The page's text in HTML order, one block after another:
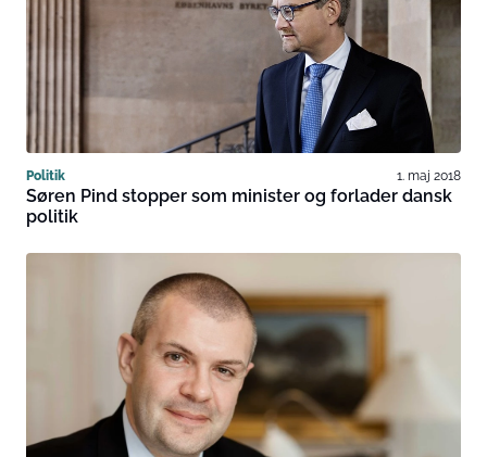
Politik 1. maj 2018
Søren Pind stopper som minister og forlader dansk
politik